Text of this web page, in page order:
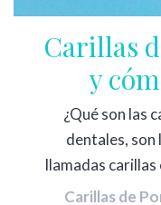
Carillas
y
¿Qué son las
dentales, son
llamadas carillas
Carillas de